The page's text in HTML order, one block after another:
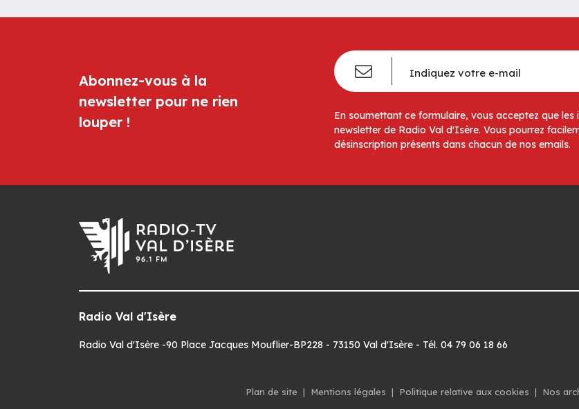
Abonnez-vous à la
newsletter pour ne rien
louper !
En soumettant ce formulaire, vous acceptez que
newsletter de Radio Val d'Isère. Vous pourrez
désinscription présents dans chacun de nos emails.
Radio Val d'Isère
Radio Val d'Isère -90 Place Jacques Mouflier-BP228 - 73150 Val d'Isère - Tél. 04 79 06 18 66
Plan de site | Mentions légales | Politique relative aux cookies | Nos